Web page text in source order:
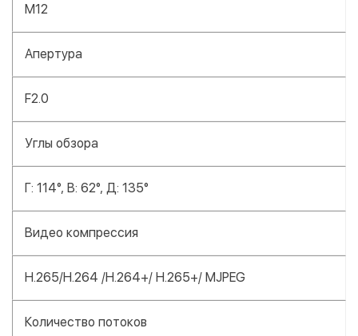
M12
Апертура
F2.0
Углы обзора
Г: 114°, В: 62°, Д: 135°
Видео компрессия
H.265/H.264 /H.264+/ H.265+/ MJPEG
Количество потоков